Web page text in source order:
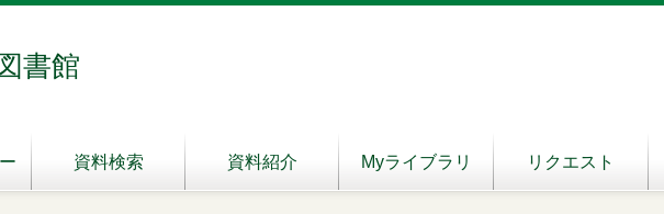
書館
資料検索 資料紹介 Myライブラリ リクエスト